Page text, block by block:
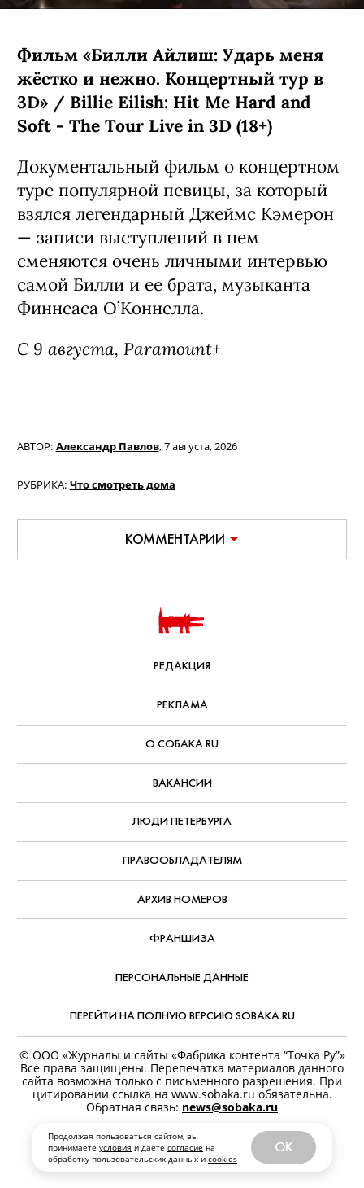
Продолжая пользоваться сайтом, вы
принимаете условия и даете согласие на
обработку пользовательских данных и cookies
OK
о компании бродячих британских
неполиткорректно и вызывающе,
настолько и обаятельно. Главное в
сериале — его создатель: Рики
Джервейс в свое время придумал
сначала хитом на родине, а затем и
общемировым феноменом. К слову,
главного героя, кота по имени Гас,
озвучил он сам.
C 7 августа, Netflix
жёстко и нежно. Концертный тур в
3D» / Billie Eilish: Hit Me Hard and
Soft - The Tour Live in 3D (18+)
Документальный фильм о концертном
туре популярной певицы, за который
взялся легендарный Джеймс Кэмерон
— записи выступлений в нем
сменяются очень личными интервью
самой Билли и ее брата, музыканта
Финнеаса О’Коннелла.
С 9 августа, Paramount+
Что смотреть дома
КОММЕНТАРИИ